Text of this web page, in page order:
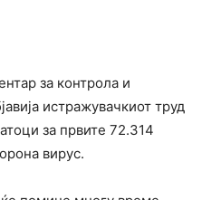
за контрола и
истражувачкиот труд
за првите 72.314
вирус.